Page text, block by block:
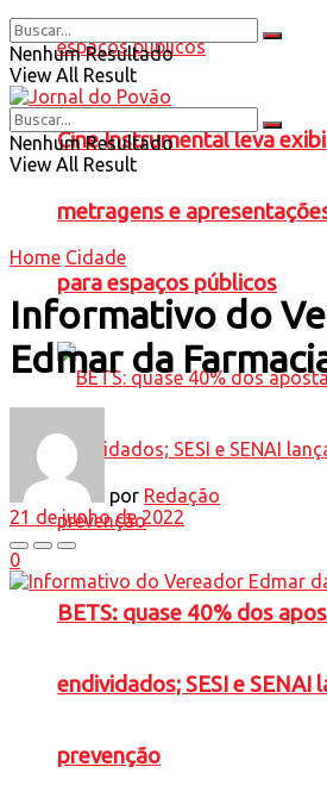
Cine Instrumental leva
metragens e
para espaços públicos
BETS: quase 40% dos
endividados; SESI e SENAI
prevenção
Nenhum Resultado
View All Result
Nenhum Resultado
View All Result
Home Cidade
Informativo do
Edmar da
por Redação
21 de junho de 2022
0